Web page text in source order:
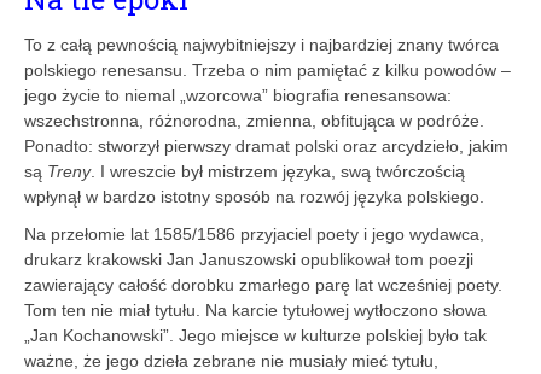
To z całą pewnością najwybitniejszy i najbardziej znany twórca
polskiego renesansu. Trzeba o nim pamiętać z kilku powodów –
jego życie to niemal „wzorcowa” biografia renesansowa:
wszechstronna, różnorodna, zmienna, obfitująca w podróże.
Ponadto: stworzył pierwszy dramat polski oraz arcydzieło, jakim
są Treny. I wreszcie był mistrzem języka, swą twórczością
wpłynął w bardzo istotny sposób na rozwój języka polskiego.
Na przełomie lat 1585/1586 przyjaciel poety i jego wydawca,
drukarz krakowski Jan Januszowski opublikował tom poezji
zawierający całość dorobku zmarłego parę lat wcześniej poety.
Tom ten nie miał tytułu. Na karcie tytułowej wytłoczono słowa
„Jan Kochanowski”. Jego miejsce w kulturze polskiej było tak
ważne, że jego dzieła zebrane nie musiały mieć tytułu,